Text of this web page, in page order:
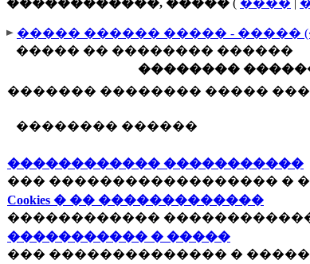
������������, ����� ( ���� |
����� ������ ����� - �����
����� �� �������� ������
��������
������� �������� �����
�������� ������
������������ �����������
��� ������������������ �
Cookies � �� �������������
������������ �������������
����������� � �����
��� �������������� �